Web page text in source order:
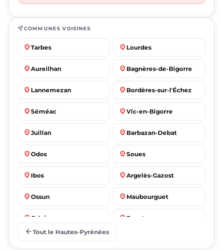
near_meCOMMUNES VOISINES
place Tarbes place Lourdes
place Aureilhan place Bagnères-de-Bigorre
place Lannemezan place Bordères-sur-l'Échez
place Séméac place Vic-en-Bigorre
place Juillan place Barbazan-Debat
place Odos place Soues
place Ibos place Argelès-Gazost
place Ossun place Maubourguet
place Orleix place Bazet
arrow_back Tout le Hautes-Pyrénées